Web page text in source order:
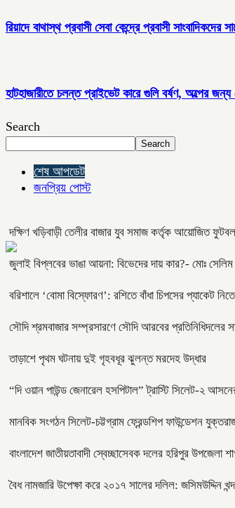
রিয়াদে বাথাস্থ প্রবাসী সেবা কেন্দ্রে প্রবাসী সাংবাদিকদের
হাটহাজারীতে চলন্ত প্রাইভেট কারে গুলি বর্ষণ, অল্পের জন্য
Search
Search
শেষ আপডেট
জনপ্রিয় পোস্ট
দক্ষিণ খড়িবাড়ী তেলীর বাজার যুব সমাজ কর্তৃক আয়োজিত
জুলাই বিপ্লবের ভাঙা আয়না: বিভেদের দায় কার?- মোঃ সেলিম
বরিশালে ‘বোমা বিস্ফোরণ’: রশিতে বাঁধা চিপসের প্যাকেট
সৌদি শ্রমবাজার সম্প্রসারণে সৌদি আরবের প্রতিনিধিদলের
তাড়াশে পৃথম ঘটনায় দুই গৃহবধূর ঝুলন্ত মরদেহ উদ্ধার
“দি ওয়ান পাউন্ড জেনারেল হসপিটাল” ট্রাস্টি সিলেট-২
মানবিক সংগঠন সিলেট-চট্টগ্রাম ফ্রেন্ডশিপ ফাউন্ডেশন
বাংলাদেশ জাতীয়তাবাদী স্বেচ্ছাসেবক দলের হরিপুর উপজেলা
বৈধ নামজারি উপেক্ষা করে ২০১৭ সালের দলিল: জসিমউদ্দিন